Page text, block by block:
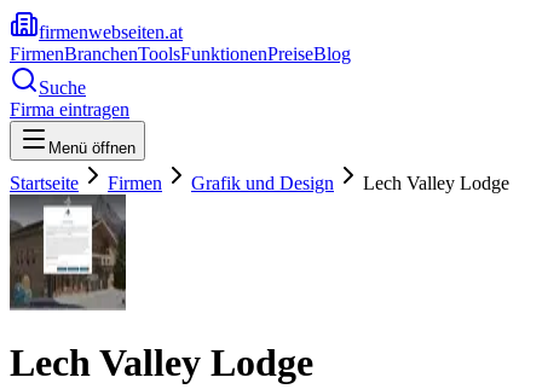
firmenwebseiten.at
FirmenBranchenToolsFunktionenPreiseBlog
Suche
Firma eintragen
Menü öffnen
Startseite Firmen Grafik und Design Lech Valley Lodge
Lech Valley Lodge